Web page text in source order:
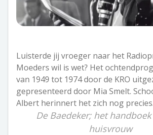
Luisterde jij vroeger naar het
Moeders wil is wet? Het
van 1949 tot 1974 door de KRO
gepresenteerd door Mia Smelt.
Albert herinnert het zich nog precies.
De Baedeker; het
huisvrouw